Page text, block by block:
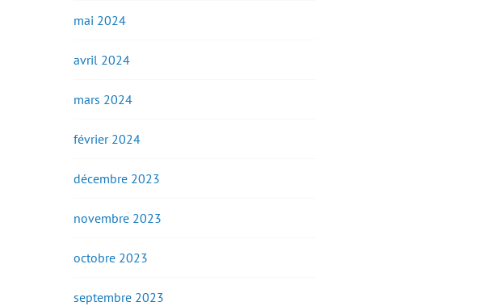
mai 2024
avril 2024
mars 2024
février 2024
décembre 2023
novembre 2023
octobre 2023
septembre 2023